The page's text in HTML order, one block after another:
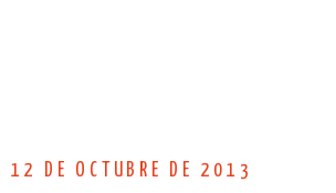
12 DE OCTUBRE DE 2013